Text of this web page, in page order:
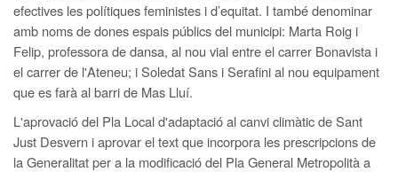
efectives les polítiques feministes i d’equitat. I també denominar
amb noms de dones espais públics del municipi: Marta Roig i
Felip, professora de dansa, al nou vial entre el carrer Bonavista i
el carrer de l'Ateneu; i Soledat Sans i Serafini al nou equipament
que es farà al barri de Mas Lluí.
L'aprovació del Pla Local d'adaptació al canvi climàtic de Sant
Just Desvern i aprovar el text que incorpora les prescripcions de
la Generalitat per a la modificació del Pla General Metropolità a